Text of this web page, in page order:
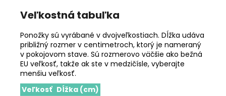
Veľkostná tabuľka
Ponožky sú vyrábané v dvojveľkostiach. Dĺžka udáva
približný rozmer v centimetroch, ktorý je nameraný
v pokojovom stave. Sú rozmerovo väčšie ako bežná
EU veľkosť, takže ak ste v medzičísle, vyberajte
menšiu veľkosť.
Veľkosť Dĺžka (cm)